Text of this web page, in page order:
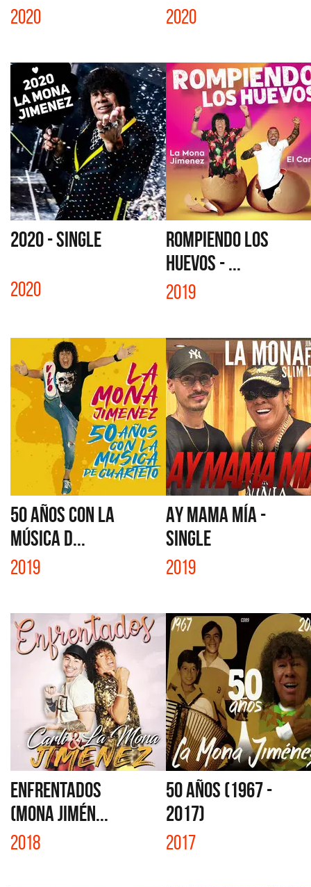
2020 2020
2020 - SINGLE
2020
ROMPIENDO LOS
HUEVOS - ...
2019
50 AÑOS CON LA
MÚSICA D...
2019
AY MAMA MÍA -
SINGLE
2019
ENFRENTADOS
(MONA JIMÉN...
2018
50 AÑOS (1967 -
2017)
2017